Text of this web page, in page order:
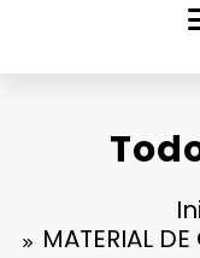
MATERIAL